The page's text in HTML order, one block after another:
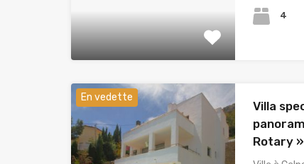
4
En vedette
Villa
Rotary